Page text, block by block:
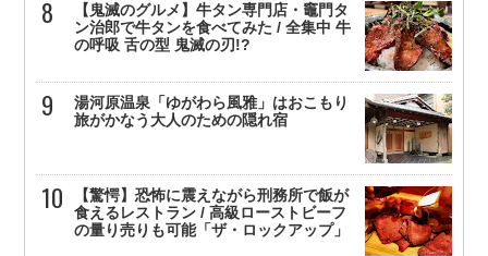
【鬼滅のグルメ】牛タン専門店・竈門タ
ン治郎で牛タンを食べてみた / 全集中 牛
の呼吸 舌の型 鬼滅の刃!?
湯河原温泉「ゆがわら風雅」はおこもり
旅がかなう大人のための隠れ宿
【驚愕】恐怖に震えながら刑務所で飯が
食えるレストラン / 高級ローストビーフ
の量り売りも可能「ザ・ロックアップ」